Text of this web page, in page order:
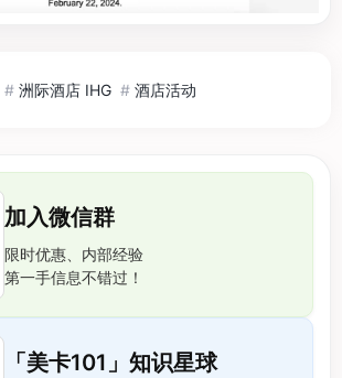
# 洲际酒店 IHG # 酒店活动
加入微信群
限时优惠、内部经验
第一手信息不错过！
「美卡101」知识星球